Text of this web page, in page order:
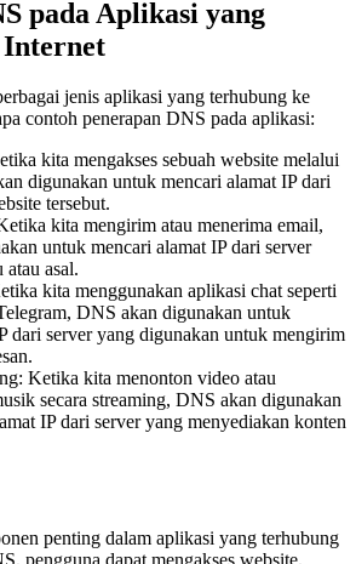
pada Aplikasi yang
Internet
jenis aplikasi yang terhubung ke
contoh penerapan DNS pada aplikasi:
kita mengakses sebuah website melalui
digunakan untuk mencari alamat IP dari
tersebut.
kita mengirim atau menerima email,
untuk mencari alamat IP dari server
asal.
kita menggunakan aplikasi chat seperti
DNS akan digunakan untuk
dari server yang digunakan untuk mengirim
Ketika kita menonton video atau
secara streaming, DNS akan digunakan
IP dari server yang menyediakan konten
penting dalam aplikasi yang terhubung
pengguna dapat mengakses website,